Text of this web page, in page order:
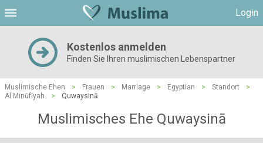
Login
Kostenlos anmelden
Finden Sie Ihren muslimischen Lebenspartner
Muslimische Ehen > Frauen > Marriage > Egyptian > Standort
>
Al Minūfīyah
> Quwaysinā
Muslimisches Ehe Quwaysinā